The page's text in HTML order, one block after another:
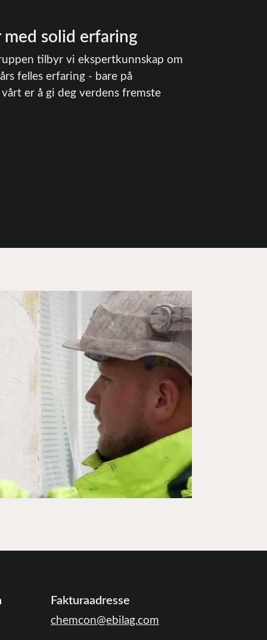
solid erfaring
tilbyr vi ekspertkunnskap om
felles erfaring - bare på
er å gi deg verdens fremste
Fakturaadresse
chemcon@ebilag.com